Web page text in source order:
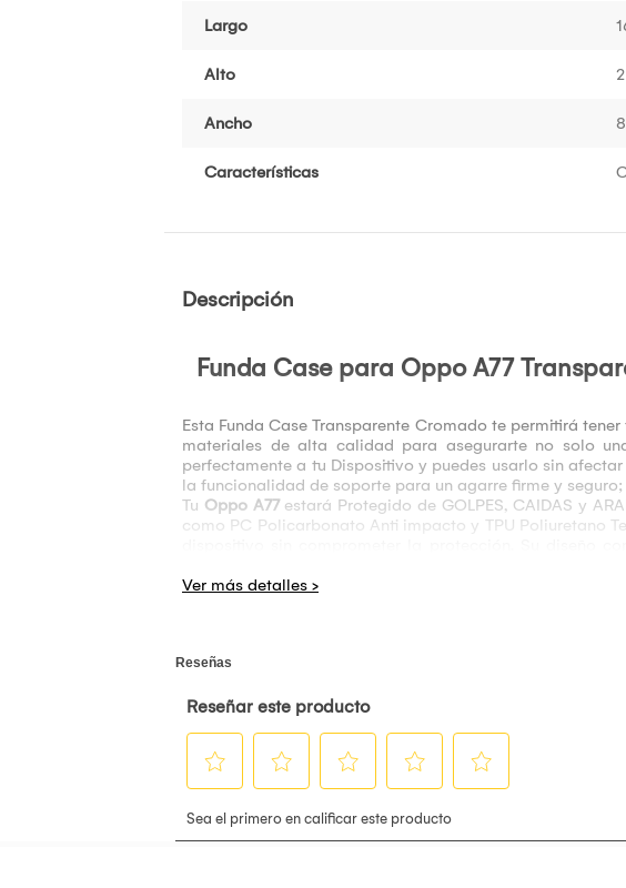
Largo
Alto 2
Ancho 8
Características
Descripción
Funda Case para Oppo A77
Esta Funda Case Transparente Cromado te permitirá
materiales de alta calidad para asegurarte no solo
perfectamente a tu Dispositivo y puedes usarlo sin
la funcionalidad de soporte para un agarre firme y
Tu Oppo A77estará Protegido de GOLPES, CAIDAS y
como PC Policarbonato Anti impacto y TPU Poliuretano
oportunidad de llevártelo al mejor precio para ti.
Diseño Transparente Rígido, Delgado y Ligero.
Los bordes cromados añade un toque de sofisticación y
Acceso a todos los puertos del equipo (Ingreso de